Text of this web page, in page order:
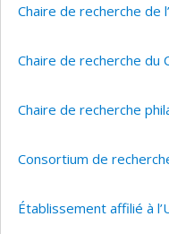
Chaire de recherche de
Chaire de recherche du
Chaire de recherche
Consortium de
Établissement affilié à